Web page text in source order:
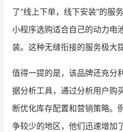
了“线上下单，线下安装”的服
小程序选购适合自己的动力电
装。这种无缝衔接的服务极大
值得一提的是，该品牌还充分
据分析工具，通过分析用户购
断优化库存配置和营销策略。
争较少的地区，他们迅速增加